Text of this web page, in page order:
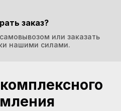
заказ?
или заказать
нашими силами.